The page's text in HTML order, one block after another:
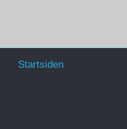
Startsiden